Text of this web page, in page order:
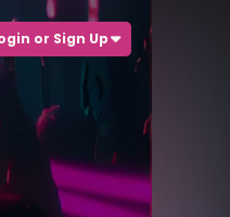
or Sign Up